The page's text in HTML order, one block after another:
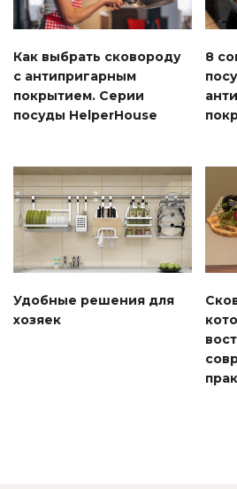
Как выбрать сковороду
с антипригарным
покрытием. Серии
посуды HelperHouse
8
Удобные решения для
хозяек